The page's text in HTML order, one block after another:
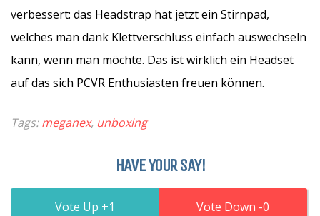
verbessert: das Headstrap hat jetzt ein Stirnpad,
welches man dank Klettverschluss einfach auswechseln
kann, wenn man möchte. Das ist wirklich ein Headset
auf das sich PCVR Enthusiasten freuen können.
Tags:meganex, unboxing
HAVE YOUR SAY!
1 0